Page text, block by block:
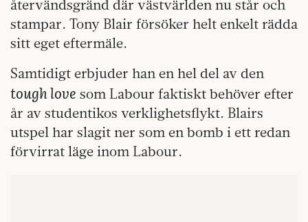
återvändsgränd där västvärlden nu står och
stampar. Tony Blair försöker helt enkelt rädda
sitt eget eftermäle.
Samtidigt erbjuder han en hel del av den
tough love som Labour faktiskt behöver efter
år av studentikos verklighetsflykt. Blairs
utspel har slagit ner som en bomb i ett redan
förvirrat läge inom Labour.